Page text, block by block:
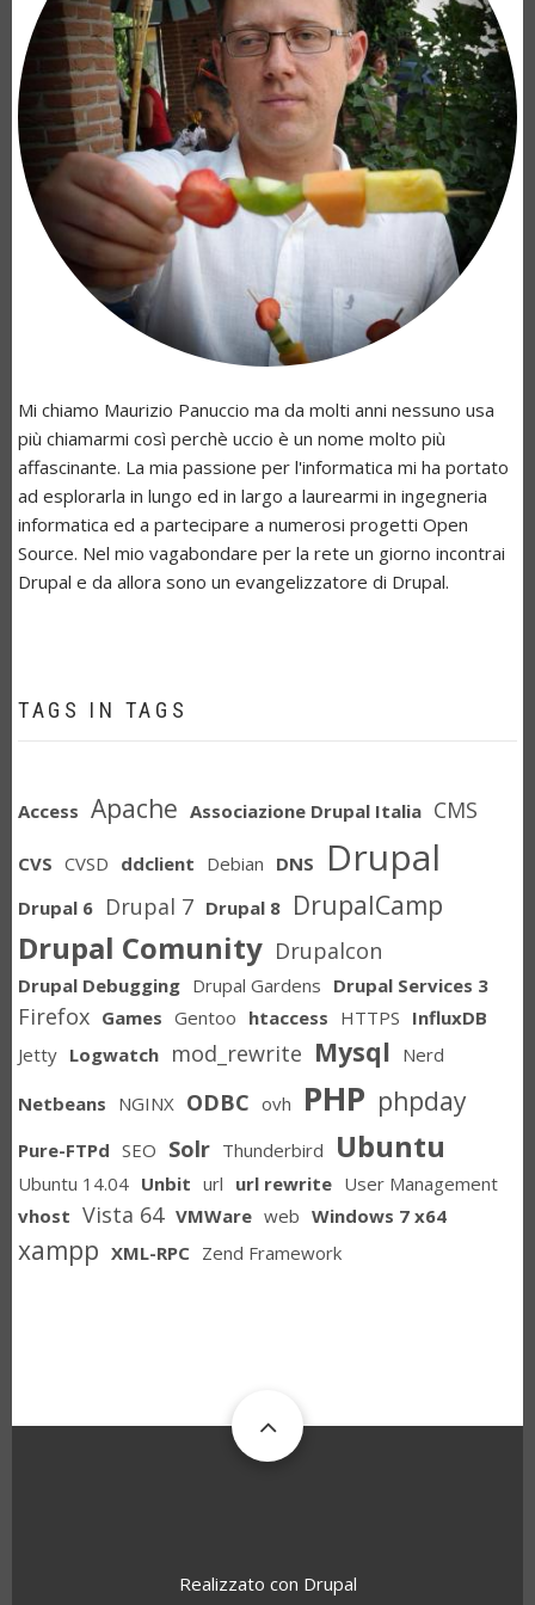
Mi chiamo Maurizio Panuccio ma da molti anni nessuno usa
più chiamarmi così perchè uccio è un nome molto più
affascinante. La mia passione per l'informatica mi ha portato
ad esplorarla in lungo ed in largo a laurearmi in ingegneria
informatica ed a partecipare a numerosi progetti Open
Source. Nel mio vagabondare per la rete un giorno incontrai
Drupal e da allora sono un evangelizzatore di Drupal.
TAGS IN TAGS
Access Apache Associazione Drupal Italia CMS
CVS CVSD ddclient Debian DNS Drupal
Drupal 6 Drupal 7 Drupal 8 DrupalCamp
Drupal Comunity Drupalcon
Drupal Debugging Drupal Gardens Drupal Services 3
Firefox Games Gentoo htaccess HTTPS InfluxDB
Jetty Logwatch mod_rewrite Mysql Nerd
Netbeans NGINX ODBC ovh PHP phpday
Pure-FTPd SEO Solr Thunderbird Ubuntu
Ubuntu 14.04 Unbit url url rewrite User Management
vhost Vista 64 VMWare web Windows 7 x64
xampp XML-RPC Zend Framework
Realizzato con Drupal